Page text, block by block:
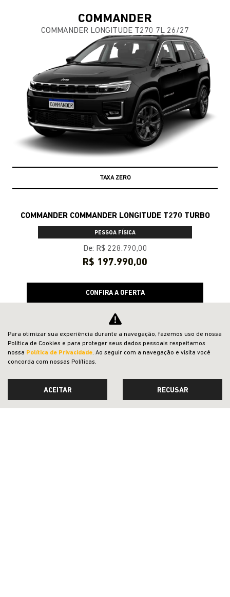
COMMANDER
COMMANDER LONGITUDE T270 7L 26/27
COMMANDER COMMANDER LONGITUDE T270 TURBO
PESSOA FÍSICA
De: R$ 228.790,00
R$ 197.990,00
CONFIRA A OFERTA
OFERTAS
Para otimizar sua experiência durante a navegação, fazemos uso de nossa
Política de Cookies e para proteger seus dados pessoais respeitamos
nossa Política de Privacidade. Ao seguir com a navegação e visita você
concorda com nossas Políticas.
ACEITAR RECUSAR